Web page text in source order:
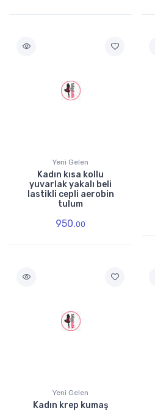
Yeni Gelen
Kadın kısa kollu
yuvarlak yakalı beli
lastikli cepli aerobin
tulum
950.00
Yeni Gelen
Kadın krep kumaş